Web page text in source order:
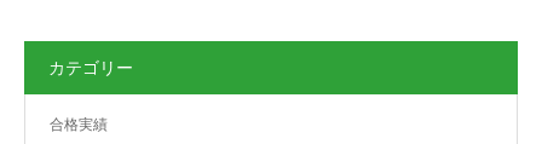
カテゴリー
合格実績